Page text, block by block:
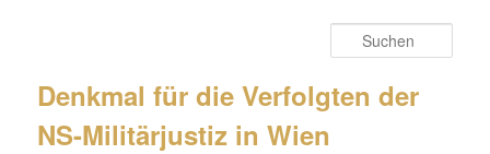
Denkmal für die Verfolgten der
NS-Militärjustiz in Wien